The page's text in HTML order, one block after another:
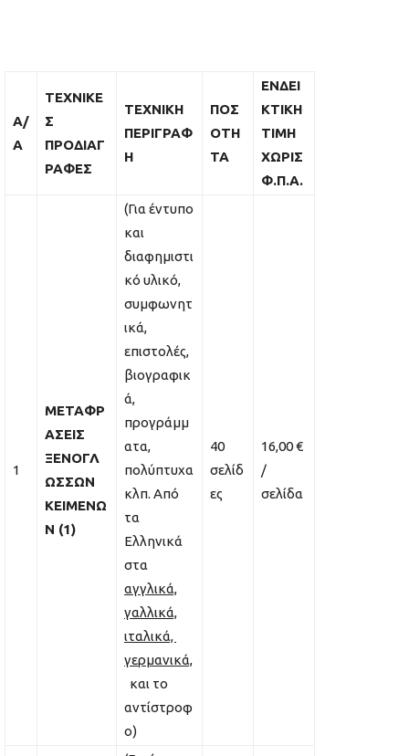
Α/
Α
ΤΕΧΝΙΚΕ
Σ
ΠΡΟΔΙΑΓ
ΡΑΦΕΣ
ΤΕΧΝΙΚΗ
ΠΕΡΙΓΡΑΦ
Η
ΠΟΣ
ΟΤΗ
ΤΑ
ΕΝΔΕΙ
ΚΤΙΚΗ
ΤΙΜΗ
ΧΩΡΙΣ
Φ.Π.Α.
1
ΜΕΤΑΦΡ
ΑΣΕΙΣ
ΞΕΝΟΓΛ
ΩΣΣΩΝ
ΚΕΙΜΕΝΩ
Ν (1)
(Για έντυπο
και
διαφημιστι
κό υλικό,
συμφωνητ
ικά,
επιστολές,
βιογραφικ
ά,
προγράμμ
ατα,
πολύπτυχα
κλπ. Από
τα
Ελληνικά
στα
αγγλικά,
γαλλικά,
ιταλικά,
γερμανικά,
και το
αντίστροφ
ο)
40
σελίδ
ες
16,00 €
/
σελίδα